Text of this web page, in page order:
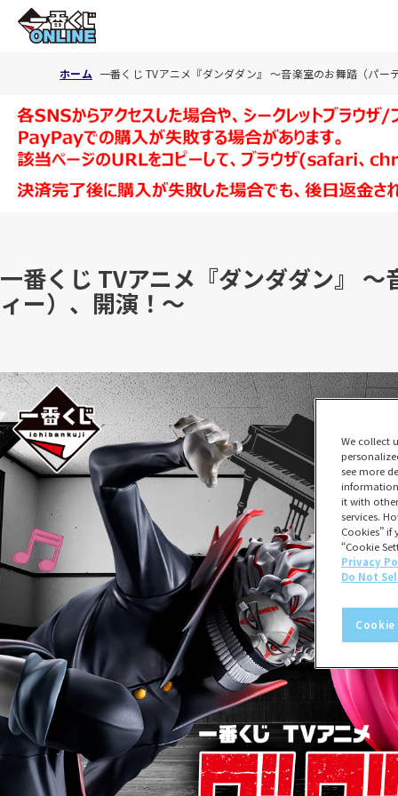
ホーム 一番くじ TVアニメ『ダンダダン』 ～音楽室のお舞踏（パー
一番くじ TVアニメ『ダンダダン』
ィー）、開演！～
We collect
see more
it with
services.
Cookies”
“Cookie
Privacy
Do Not